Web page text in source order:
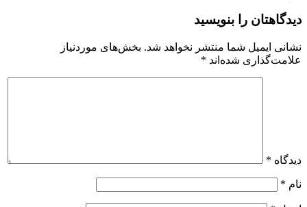
دیدگاهتان را بنویسید
نشانی ایمیل شما منتشر نخواهد شد. بخش‌های موردنیاز
علامت‌گذاری شده‌اند *
دیدگاه *
نام *